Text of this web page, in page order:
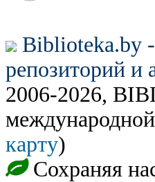
Biblioteka.by -
репозиторий и
2006-2026,
карту)
Сохраняя